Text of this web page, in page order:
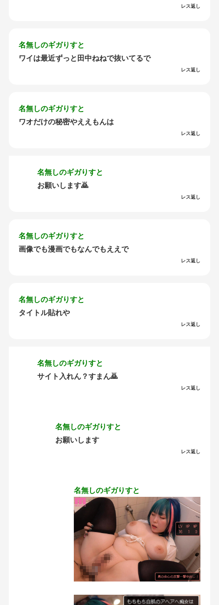
レス返し
名無しのギガりすと
ワイは最近ずっと田中ねねで抜いてるで
レス返し
名無しのギガりすと
ワオだけの秘密やええもんは
レス返し
名無しのギガりすと
お願いします🙇
レス返し
名無しのギガりすと
画像でも漫画でもなんでもええで
レス返し
名無しのギガりすと
タイトル貼れや
レス返し
名無しのギガりすと
サイト入れん？すまん🙇
レス返し
名無しのギガりすと
お願いします
レス返し
名無しのギガりすと